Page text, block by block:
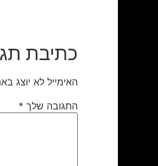
כתיבת
האימייל לא יוצג
התגובה שלך *